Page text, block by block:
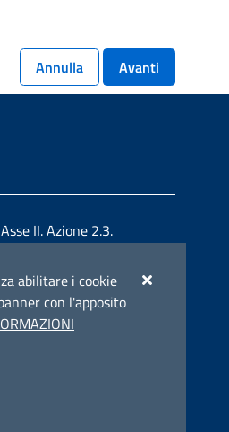
abilitare i cookie
con l'apposito
Annulla Avanti
II. Azione 2.3.